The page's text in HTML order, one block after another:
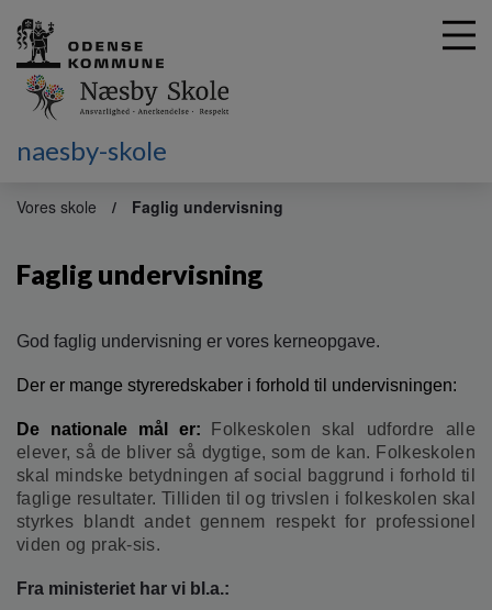
naesby-skole
Vores skole Faglig undervisning
Faglig undervisning
God faglig undervisning er vores kerneopgave.
Der er mange styreredskaber i forhold til undervisningen:
De nationale mål er:
Folkeskolen skal udfordre alle
elever, så de bliver så dygtige, som de kan. Folkeskolen
skal mindske betydningen af social baggrund i forhold til
faglige resultater. Tilliden til og trivslen i folkeskolen skal
styrkes blandt andet gennem respekt for professionel
viden og prak-sis.
Fra ministeriet har vi bl.a.: